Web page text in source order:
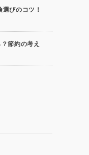
びのコツ！
節約の考え